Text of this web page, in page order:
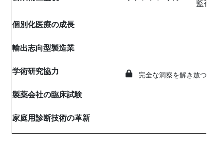
監視
個別化医療の成長
完全な洞察を解き放つ
輸出志向型製造業
学術研究協力
製薬会社の臨床試験
家庭用診断技術の革新